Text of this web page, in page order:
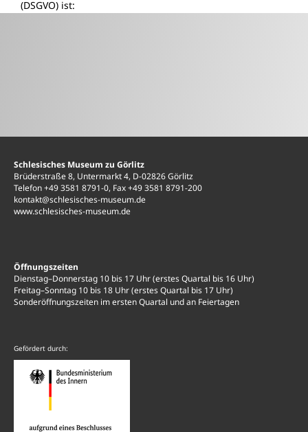
(DSGVO) ist:
Websitewww.schlesisches-museum.de
2. Personenbezogene Daten im Sinne dieser
Personenbezogene Daten sind hierbei alle Daten, mit
denen Sie persönlich identifiziert werden können. Dazu
zählen:
Ihre Adresse und Ihre Telefon- und Faxnummer(n)
- Informationen über Ihre Nutzung unserer Website
3. Rechtsgrundlage für die Verarbeitung
Schlesisches Museum zu Görlitz
Brüderstraße 8, Untermarkt 4, D-02826 Görlitz
Telefon +49 3581 8791-0, Fax +49 3581 8791-200
kontakt@schlesisches-museum.de
www.schlesisches-museum.de
Öffnungszeiten
Dienstag–Donnerstag 10 bis 17 Uhr (erstes Quartal bis 16 Uhr)
Freitag–Sonntag 10 bis 18 Uhr (erstes Quartal bis 17 Uhr)
Sonderöffnungszeiten im ersten Quartal und an Feiertagen
Gefördert durch: